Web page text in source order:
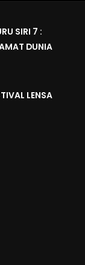
SIRI 7 :
DUNIA
LENSA